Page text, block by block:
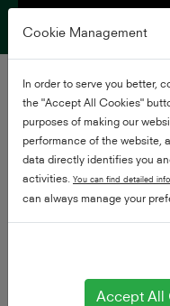
Mai
Cookie Management
In order to serve you better,
the "Accept All Cookies"
purposes of making our
performance of the website,
data directly identifies you
activities. You can find detailed
can always manage your
Accept All